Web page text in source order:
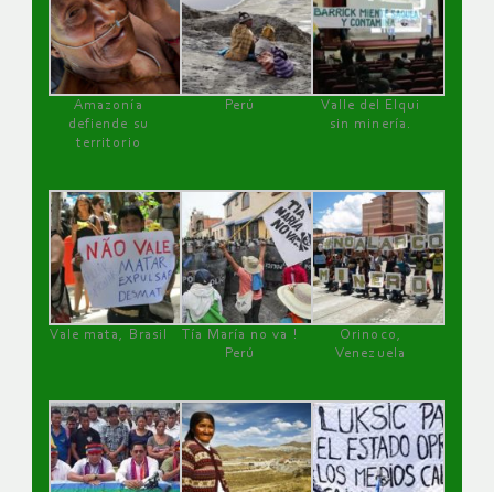
Amazonía
defiende su
territorio
Perú
Valle del Elqui
sin minería.
Vale mata, Brasil
Tía María no va !
Perú
Orinoco,
Venezuela